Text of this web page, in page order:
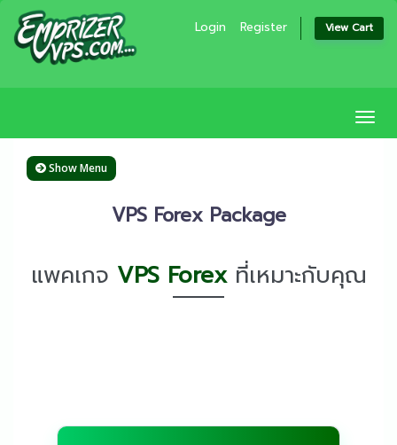
Login Register View Cart
Show Menu
VPS Forex Package
แพคเกจ VPS Forexที่เหมาะกับคุณ